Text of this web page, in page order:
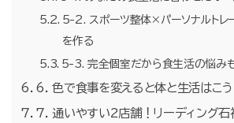
5-2. スポーツ整体×パーソナルトレ
を作る
5-3. 完全個室だから食生活の悩み
6. 色で食事を変えると体と生活はこう
7. 通いやすい2店舗！リーディング石